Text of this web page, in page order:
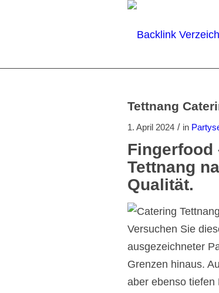
Tettnang
1. April 2024 / in
Fingerfood
Tettnang
Qualität.
Versuchen Sie
ausgezeichneter
Grenzen hinaus.
aber ebenso tiefen